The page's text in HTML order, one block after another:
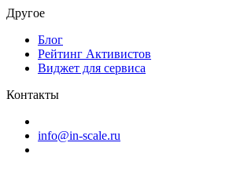
Другое
Блог
Рейтинг Активистов
Виджет для сервиса
Контакты
info@in-scale.ru